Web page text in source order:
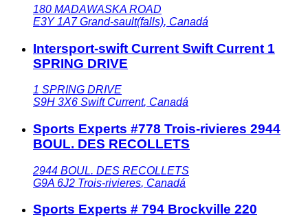
180 MADAWASKA ROAD
E3Y 1A7 Grand-sault(falls), Canadá
Intersport-swift Current Swift Current 1
SPRING DRIVE
1 SPRING DRIVE
S9H 3X6 Swift Current, Canadá
Sports Experts #778 Trois-rivieres 2944
BOUL. DES RECOLLETS
2944 BOUL. DES RECOLLETS
G9A 6J2 Trois-rivieres, Canadá
Sports Experts # 794 Brockville 220